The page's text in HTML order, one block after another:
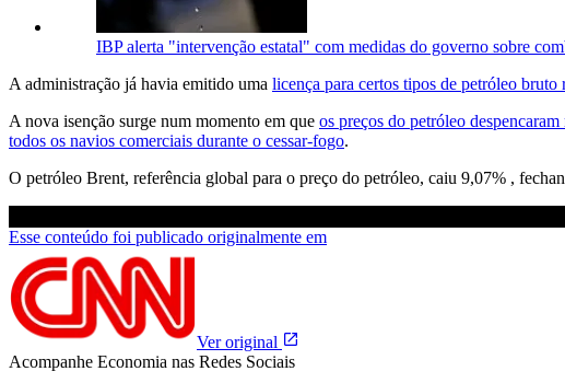
IBP alerta "intervenção estatal" com medidas do governo sobre
A administração já havia emitido uma licença para certos tipos de petróleo bruto
A nova isenção surge num momento em que os preços do petróleo despencaram
todos os navios comerciais durante o cessar-fogo.
O petróleo Brent, referência global para o preço do petróleo, caiu 9,07% ,
Esse conteúdo foi publicado originalmente em
Ver original
Acompanhe Economia nas Redes Sociais